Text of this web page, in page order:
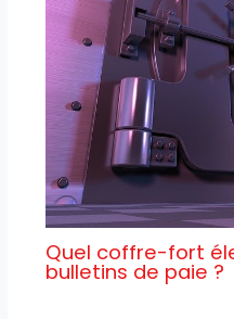
Quel coffre-fort
bulletins de paie ?